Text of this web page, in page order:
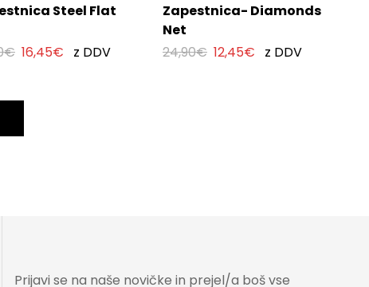
Steel Flat
€ 16,45€ z DDV
Zapestnica- Diamonds
Net
24,90€ 12,45€ z DDV
Prijavi se na naše novičke in prejel/a boš vse